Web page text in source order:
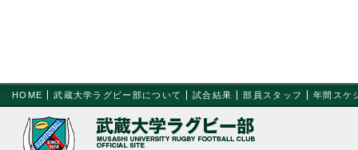
HOME 武蔵大学ラグビー部について 試合結果 部員スタッフ 年間スケ